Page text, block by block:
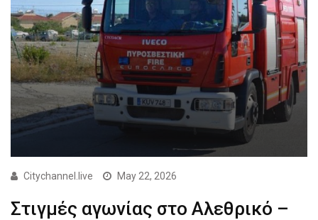
Citychannel.live May 22, 2026
Στιγμές αγωνίας στο Αλεθρικό –